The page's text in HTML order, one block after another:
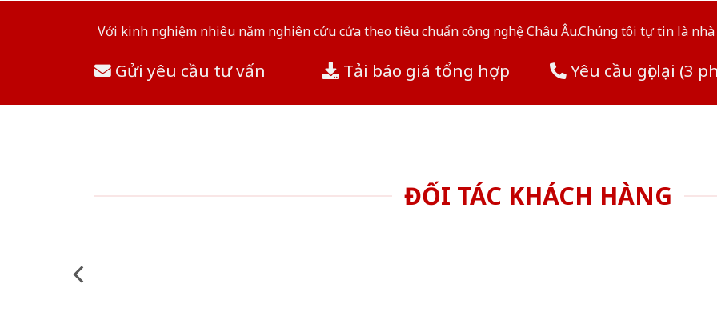
Với kinh nghiệm nhiêu năm nghiên cứu cửa theo tiêu chuẩn công nghệ Châu Âu.Chúng tôi tự tin là
Gửi yêu cầu tư vấn Tải báo giá tổng hợp Yêu cầu gọi lại (3
ĐỐI TÁC KHÁCH HÀNG